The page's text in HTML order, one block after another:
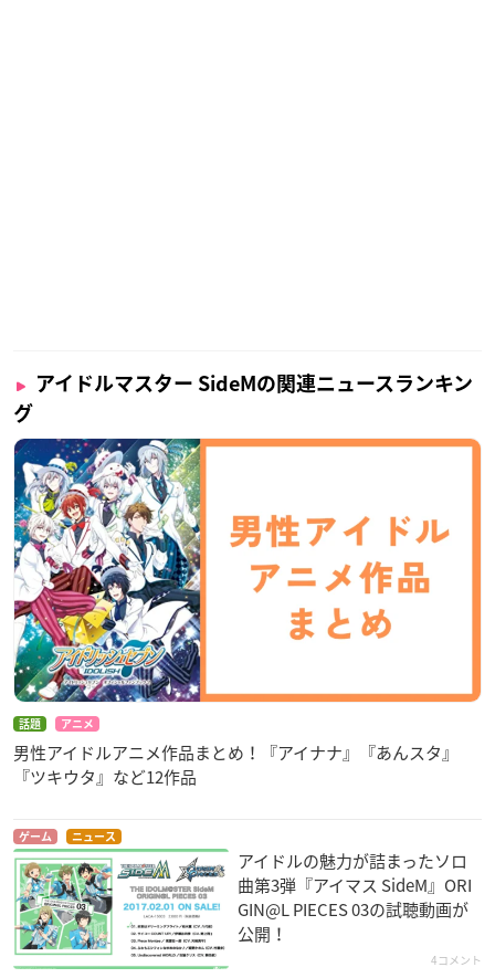
アイドルマスター SideMの関連ニュースランキン
グ
話題 アニメ
男性アイドルアニメ作品まとめ！『アイナナ』『あんスタ』
『ツキウタ』など12作品
ゲーム ニュース
アイドルの魅力が詰まったソロ
曲第3弾『アイマス SideM』ORI
GIN@L PIECES 03の試聴動画が
公開！
4コメント